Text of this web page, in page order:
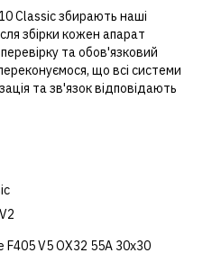
Classic збирають наші
збірки кожен апарат
та обов'язковий
що всі системи
та зв'язок відповідають
F405 V5 OX32 55A 30x30